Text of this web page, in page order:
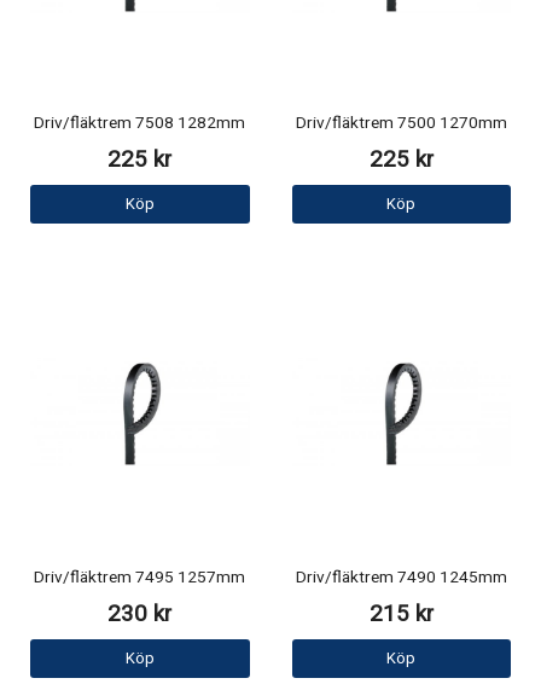
Driv/fläktrem 7508 1282mm
225 kr
Köp
Driv/fläktrem 7500 1270mm
225 kr
Köp
Driv/fläktrem 7495 1257mm
230 kr
Köp
Driv/fläktrem 7490 1245mm
215 kr
Köp